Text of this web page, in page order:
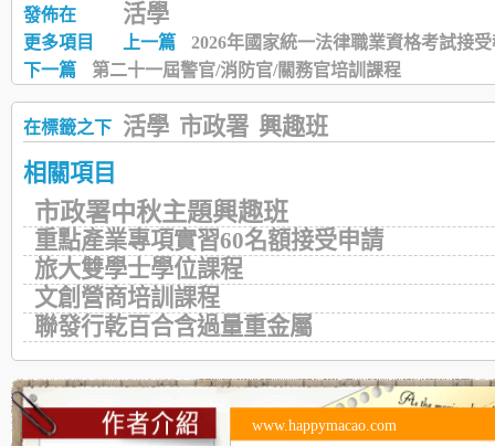
發佈在 活學
更多項目 上一篇
2026年國家統一法律職業資格考試接
下一篇
第二十一屆警官/消防官/關務官培訓課程
在標籤之下 活學 市政署 興趣班
相關項目
市政署中秋主題興趣班
重點產業專項實習60名額接受申請
旅大雙學士學位課程
文創營商培訓課程
聯發行乾百合含過量重金屬
www.happymacao.com